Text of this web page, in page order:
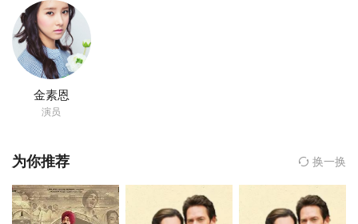
主演,
导演的《你恋爱了吗》在线观看,《你恋爱了吗》百度云网盘资源以
及《你恋爱了吗》高清mp4迅雷下载，希望您能喜欢！
“即使时代变了，人类对爱情的心意也不会改变”是一部纯情漫画般的
浪漫爱情影片，成勋将担任片中的同名主人公“成勋”，是经营咖啡店
是，后半段将诠释陷入爱河的男人的悸动的心和热情。
金素恩
演员
为你推荐 换一换